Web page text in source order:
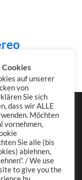
Cookies
auf unserer
von
Sie sich
dass wir ALLE
Möchten
vornehmen,
Sie alle (bis
ablehnen,
/ We use
to give you the